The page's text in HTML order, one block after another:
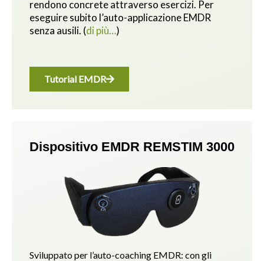
rendono concrete attraverso esercizi. Per
eseguire subito l’auto-applicazione EMDR
senza ausili. (di più…)
Tutorial EMDR
Dispositivo EMDR REMSTIM 3000
Sviluppato per l’auto-coaching EMDR: con gli